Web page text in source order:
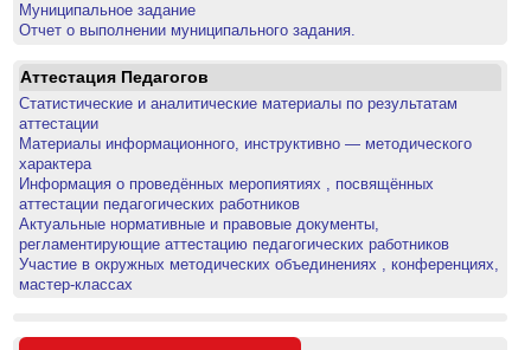
Муниципальное задание
Отчет о выполнении муниципального задания.
Аттестация Педагогов
Статистические и аналитические материалы по результатам
аттестации
Материалы информационного, инструктивно — методического
характера
Информация о проведённых меропиятиях , посвящённых
аттестации педагогических работников
Актуальные нормативные и правовые документы,
регламентирующие аттестацию педагогических работников
Участие в окружных методических объединениях , конференциях,
мастер-классах